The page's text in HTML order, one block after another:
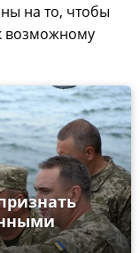
на то, чтобы
возможному